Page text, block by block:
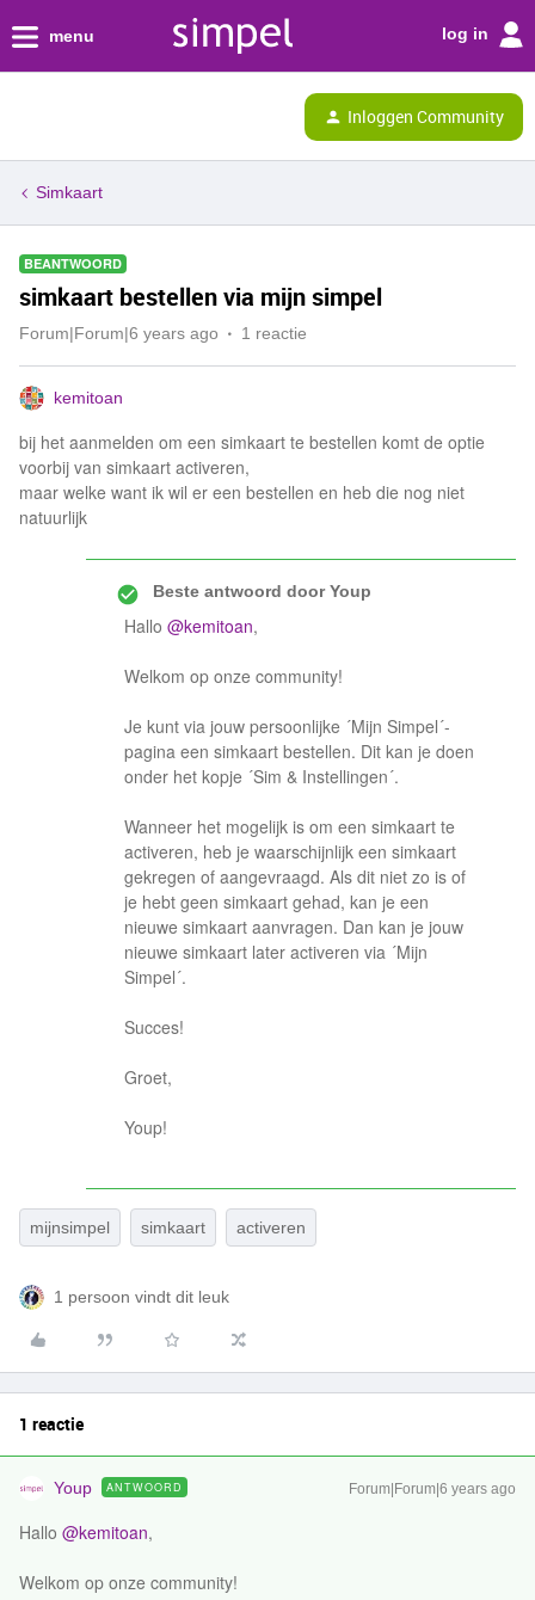
menu log in
Inloggen Community
Simkaart
BEANTWOORD
simkaart bestellen via mijn simpel
Forum|Forum|6 years ago 1 reactie
kemitoan
bij het aanmelden om een simkaart te bestellen komt de optie
voorbij van simkaart activeren,
maar welke want ik wil er een bestellen en heb die nog niet
natuurlijk
Beste antwoord doorYoup
Hallo @kemitoan,
Welkom op onze community!
Je kunt via jouw persoonlijke ´Mijn Simpel´-
pagina een simkaart bestellen. Dit kan je doen
onder het kopje ´Sim & Instellingen´.
Wanneer het mogelijk is om een simkaart te
activeren, heb je waarschijnlijk een simkaart
gekregen of aangevraagd. Als dit niet zo is of
je hebt geen simkaart gehad, kan je een
nieuwe simkaart aanvragen. Dan kan je jouw
nieuwe simkaart later activeren via ´Mijn
Simpel´.
Succes!
Groet,
Youp!
mijnsimpel simkaart activeren
1 persoon vindt dit leuk
1 reactie
Youp ANTWOORD Forum|Forum|6 years ago
Hallo @kemitoan,
Welkom op onze community!